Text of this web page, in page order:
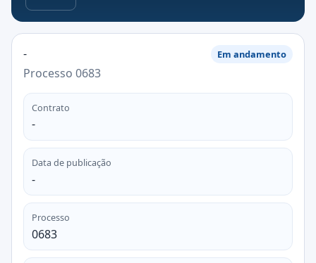
-
Processo 0683
Em andamento
Contrato
-
Data de publicação
-
Processo
0683